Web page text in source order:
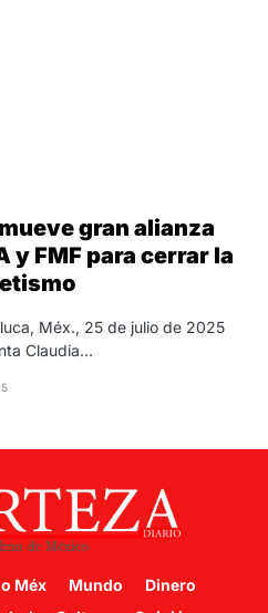
gran alianza
y FMF para cerrar la
Méx., 25 de julio de 2025
Claudia…
Méx Mundo
Dinero